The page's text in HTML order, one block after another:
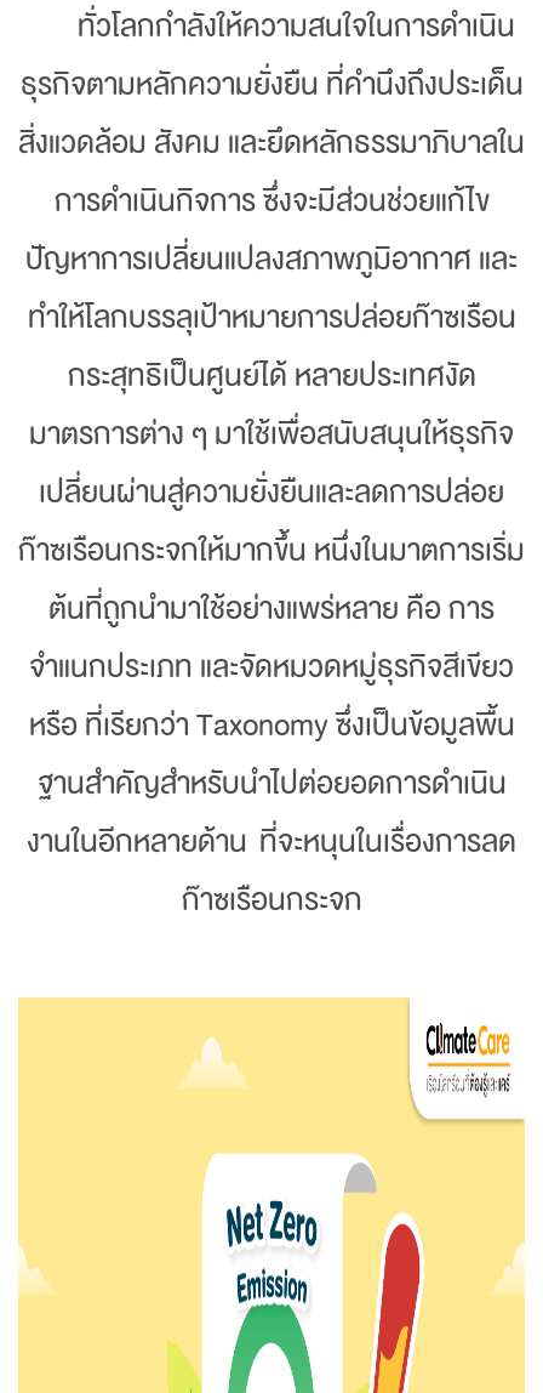
ทั่วโลกกำลังให้ความสนใจในการดำเนิน
ธุรกิจตามหลักความยั่งยืน ที่คำนึงถึงประเด็น
สิ่งแวดล้อม สังคม และยึดหลักธรรมาภิบาลใน
การดำเนินกิจการ ซึ่งจะมีส่วนช่วยแก้ไข
ปัญหาการเปลี่ยนแปลงสภาพภูมิอากาศ และ
ทำให้โลกบรรลุเป้าหมายการปล่อยก๊าซเรือน
กระสุทธิเป็นศูนย์ได้ หลายประเทศงัด
มาตรการต่าง ๆ มาใช้เพื่อสนับสนุนให้ธุรกิจ
เปลี่ยนผ่านสู่ความยั่งยืนและลดการปล่อย
ก๊าซเรือนกระจกให้มากขึ้น หนึ่งในมาตการเริ่ม
ต้นที่ถูกนำมาใช้อย่างแพร่หลาย คือ การ
จำแนกประเภท และจัดหมวดหมู่ธุรกิจสีเขียว
หรือ ที่เรียกว่า Taxonomy ซึ่งเป็นข้อมูลพื้น
ฐานสำคัญสำหรับนำไปต่อยอดการดำเนิน
งานในอีกหลายด้าน ที่จะหนุนในเรื่องการลด
ก๊าซเรือนกระจก